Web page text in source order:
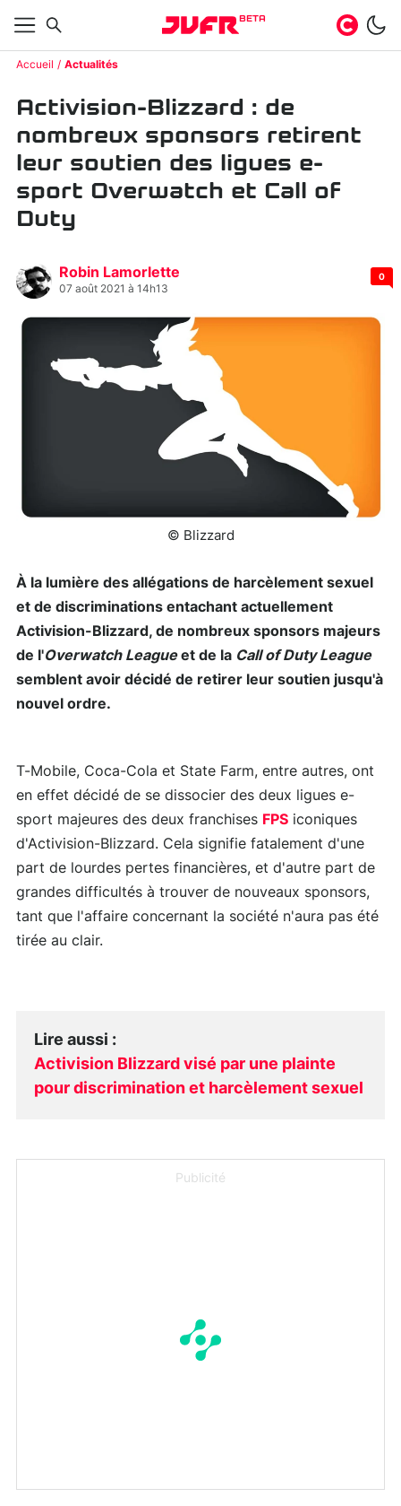
BETA
Accueil Actualités
Activision-Blizzard : de
nombreux sponsors retirent
leur soutien des ligues e-
sport Overwatch et Call of
Duty
Robin Lamorlette
07 août 2021 à 14h13
0
© Blizzard
À la lumière des allégations de harcèlement sexuel
et de discriminations entachant actuellement
Activision-Blizzard, de nombreux sponsors majeurs
de l'Overwatch Leagueet de la Call of Duty League
semblent avoir décidé de retirer leur soutien jusqu'à
nouvel ordre.
T-Mobile, Coca-Cola et State Farm, entre autres, ont
en effet décidé de se dissocier des deux ligues e-
sport majeures des deux franchises FPS iconiques
d'Activision-Blizzard. Cela signifie fatalement d'une
part de lourdes pertes financières, et d'autre part de
grandes difficultés à trouver de nouveaux sponsors,
tant que l'affaire concernant la société n'aura pas été
tirée au clair.
Lire aussi :
Activision Blizzard visé par une plainte
pour discrimination et harcèlement sexuel
Publicité